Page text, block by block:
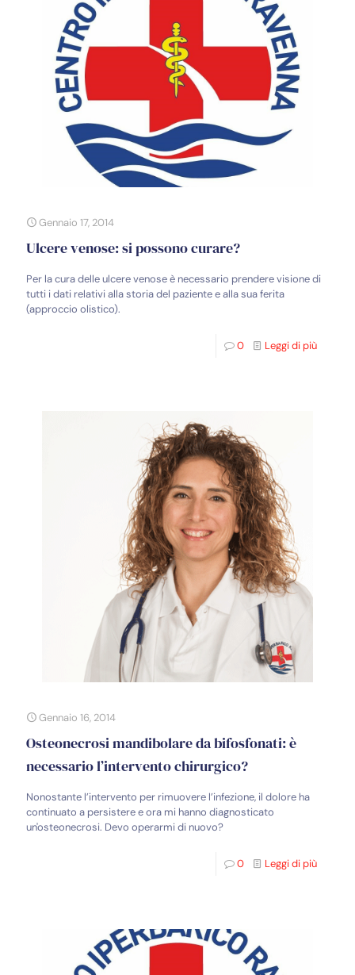
Gennaio 17, 2014
Ulcere venose: si possono curare?
Per la cura delle ulcere venose è necessario prendere visione di
tutti i dati relativi alla storia del paziente e alla sua ferita
(approccio olistico).
0 Leggi di più
Gennaio 16, 2014
Osteonecrosi mandibolare da bifosfonati: è
necessario l’intervento chirurgico?
Nonostante l’intervento per rimuovere l’infezione, il dolore ha
continuato a persistere e ora mi hanno diagnosticato
un'osteonecrosi. Devo operarmi di nuovo?
0 Leggi di più